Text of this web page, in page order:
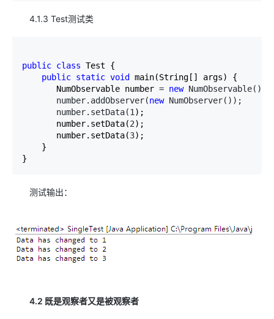
4.1.3 Test测试类
public class Test {
public static void
main(String[] args) {
       NumObservable number
= new
       number.addObserver(
new NumObserver());
       number.setData(1
);
       number.setData(
2);
       number.setData(
3);
    }
}
测试输出：
4.2 既是观察者又是被观察者